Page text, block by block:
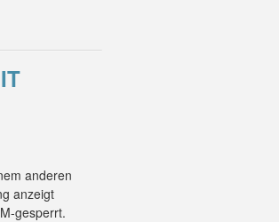
anderen
anzeigt
gesperrt.